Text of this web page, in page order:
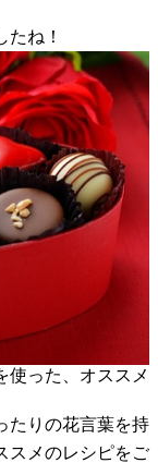
ね！
使った、オススメ
たりの花言葉を持
スメのレシピをご